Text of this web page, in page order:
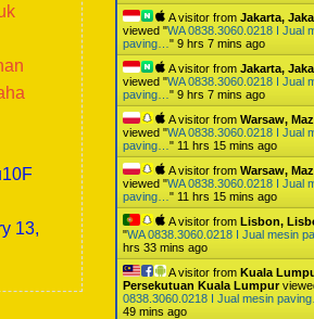
13,
A visitor from Jakarta,
viewed "WA 0838.3060.0218 I Jual
paving… " 9 hrs 7 mins ago
A visitor from Jakarta,
viewed "WA 0838.3060.0218 I Jual
paving… " 9 hrs 7 mins ago
A visitor from Warsaw,
viewed "WA 0838.3060.0218 I Jual
paving… " 11 hrs 15 mins ago
A visitor from Warsaw,
viewed "WA 0838.3060.0218 I Jual
paving… " 11 hrs 15 mins ago
A visitor from Lisbon,
"WA 0838.3060.0218 I Jual mesin
hrs 33 mins ago
A visitor from Kuala
Persekutuan Kuala Lumpur
0838.3060.0218 I Jual mesin
49 mins ago